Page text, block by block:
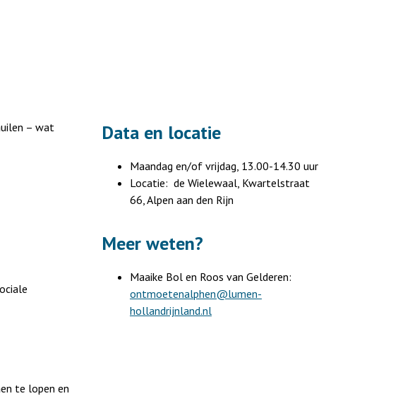
– wat
te lopen en
Data en locatie
Maandag en/of vrijdag, 13.00-14.30 uur
Locatie: de Wielewaal, Kwartelstraat
66, Alpen aan den Rijn
Meer weten?
Maaike Bol en Roos van Gelderen:
ontmoetenalphen@lumen-
hollandrijnland.nl